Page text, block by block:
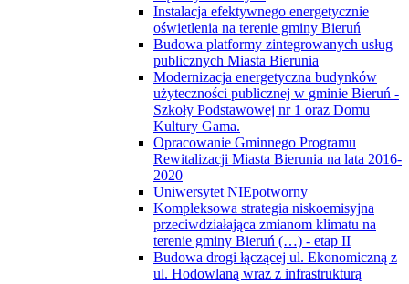
Instalacja efektywnego energetycznie
oświetlenia na terenie gminy Bieruń
Budowa platformy zintegrowanych usług
publicznych Miasta Bierunia
Modernizacja energetyczna budynków
użyteczności publicznej w gminie Bieruń -
Szkoły Podstawowej nr 1 oraz Domu
Kultury Gama.
Opracowanie Gminnego Programu
Rewitalizacji Miasta Bierunia na lata 2016-
2020
Uniwersytet NIEpotworny
Kompleksowa strategia niskoemisyjna
przeciwdziałająca zmianom klimatu na
terenie gminy Bieruń (…) - etap II
Budowa drogi łączącej ul. Ekonomiczną z
ul. Hodowlaną wraz z infrastrukturą